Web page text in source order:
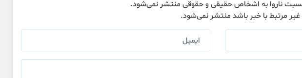
ناروا به اشخاص حقیقی و حقوقی منتشر نمی‌شود.
غیر مرتبط با خبر باشد منتشر نمی‌شود.